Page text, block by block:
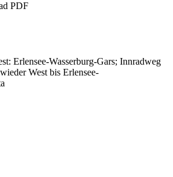
PDF
Erlensee-Wasserburg-Gars; Innradweg
West bis Erlensee-